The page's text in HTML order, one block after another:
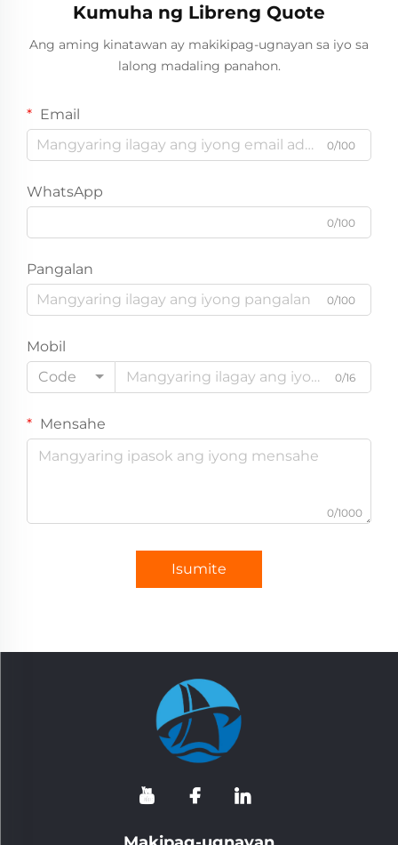
Kumuha ng Libreng Quote
Ang aming kinatawan ay makikipag-ugnayan sa iyo sa
lalong madaling panahon.
Email
0/100
WhatsApp
0/100
Pangalan
0/100
Mobil
Code
0/16
Mensahe
0/1000
Isumite